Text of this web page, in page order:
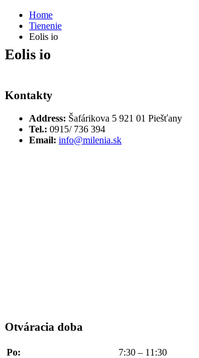
Home
Tienenie
Eolis io
Eolis io
Kontakty
Address: Šafárikova 5 921 01 Piešťany
Tel.: 0915/ 736 394
Email: info@milenia.sk
Otváracia doba
Po: 7:30 – 11:30